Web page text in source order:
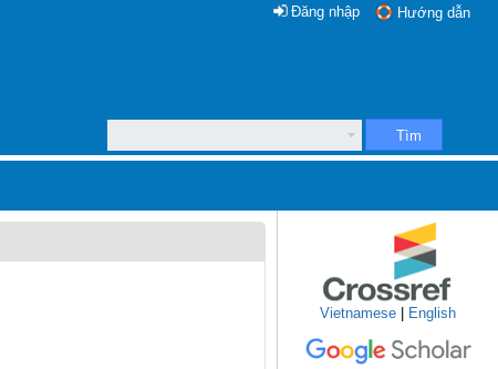
Hướng dẫn
Đăng nhập
Tìm
Vietnamese English